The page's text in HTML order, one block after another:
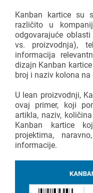
Kanban kartice su
različito u
odgovarajuće
vs. proizvodnja),
informacija
dizajn Kanban
broj i naziv kolona na
U lean proizvodnji,
ovaj primer, koji
artikla, naziv,
Kanban kartice
projektima,
informacije.